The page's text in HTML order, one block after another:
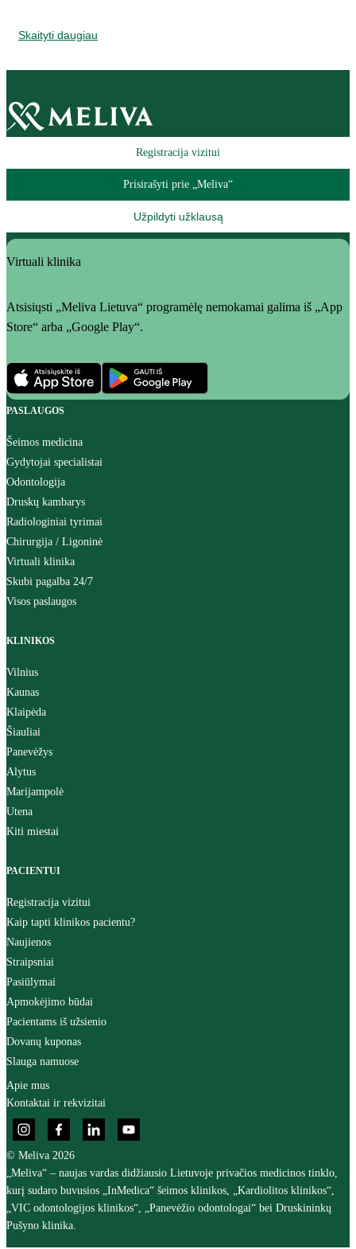
Skaityti daugiau
Registracija vizitui
Prisirašyti prie „Meliva“
Užpildyti užklausą
Virtuali klinika
Atsisiųsti „Meliva Lietuva“ programėlę nemokamai galima iš „App
Store“ arba „Google Play“.
PASLAUGOS
Šeimos medicina
Gydytojai specialistai
Odontologija
Druskų kambarys
Radiologiniai tyrimai
Chirurgija / Ligoninė
Virtuali klinika
Skubi pagalba 24/7
Visos paslaugos
KLINIKOS
Vilnius
Kaunas
Klaipėda
Šiauliai
Panevėžys
Alytus
Marijampolė
Utena
Kiti miestai
PACIENTUI
Registracija vizitui
Kaip tapti klinikos pacientu?
Naujienos
Straipsniai
Pasiūlymai
Apmokėjimo būdai
Pacientams iš užsienio
Dovanų kuponas
Slauga namuose
Apie mus
Kontaktai ir rekvizitai
© Meliva 2026
„Meliva“ – naujas vardas didžiausio Lietuvoje privačios medicinos tinklo,
kurį sudaro buvusios „InMedica“ šeimos klinikos, „Kardiolitos klinikos“,
„VIC odontologijos klinikos“, „Panevėžio odontologai“ bei Druskininkų
Pušyno klinika.